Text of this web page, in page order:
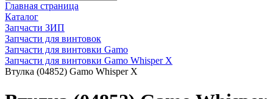
Главная страница
Каталог
Запчасти ЗИП
Запчасти для винтовок
Запчасти для винтовки Gamo
Запчасти для винтовки Gamo Whisper X
Втулка (04852) Gamo Whisper X